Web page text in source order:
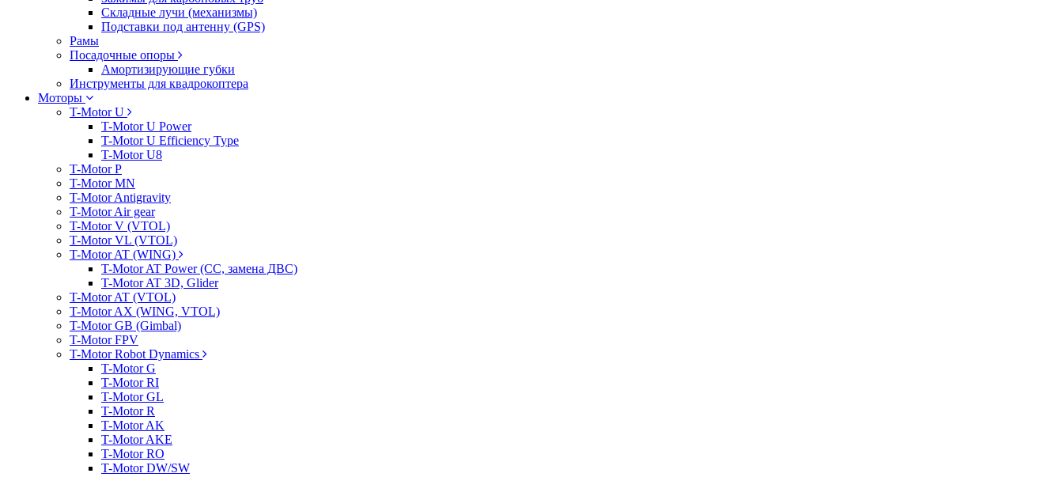
Складные лучи (механизмы)
Подставки под антенну (GPS)
Рамы
Посадочные опоры
Амортизирующие губки
Инструменты для квадрокоптера
Моторы
T-Motor U
T-Motor U Power
T-Motor U Efficiency Type
T-Motor U8
T-Motor P
T-Motor MN
T-Motor Antigravity
T-Motor Air gear
T-Motor V (VTOL)
T-Motor VL (VTOL)
T-Motor AT (WING)
T-Motor AT Power (CC, замена ДВС)
T-Motor AT 3D, Glider
T-Motor AT (VTOL)
T-Motor AX (WING, VTOL)
T-Motor GB (Gimbal)
T-Motor FPV
T-Motor Robot Dynamics
T-Motor G
T-Motor RI
T-Motor GL
T-Motor R
T-Motor AK
T-Motor AKE
T-Motor RO
T-Motor DW/SW